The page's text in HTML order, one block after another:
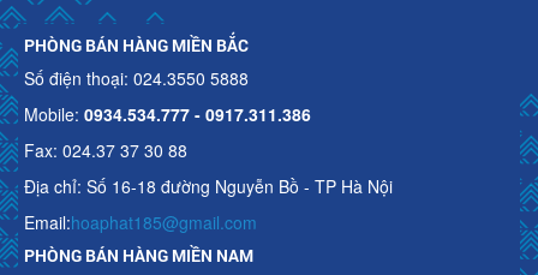
PHÒNG BÁN HÀNG MIỀN BẮC
Số điện thoại: 024.3550 5888
Mobile: 0934.534.777 - 0917.311.386
Fax: 024.37 37 30 88
Địa chỉ: Số 16-18 đường Nguyễn Bồ - TP Hà Nội
Email:hoaphat185@gmail.com
PHÒNG BÁN HÀNG MIỀN NAM